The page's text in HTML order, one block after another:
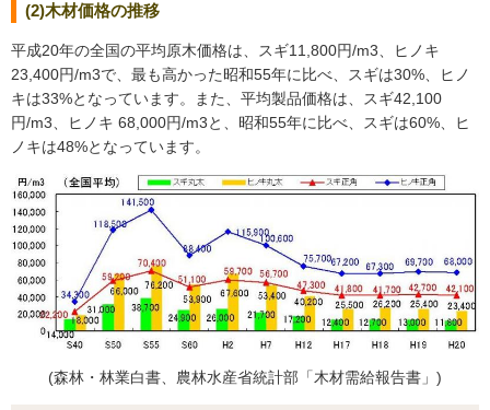
(2)木材価格の推移
平成20年の全国の平均原木価格は、スギ11,800円/m3、ヒノキ
23,400円/m3で、最も高かった昭和55年に比べ、スギは30%、ヒノ
キは33%となっています。また、平均製品価格は、スギ42,100
円/m3、ヒノキ 68,000円/m3と、昭和55年に比べ、スギは60%、ヒ
ノキは48%となっています。
(森林・林業白書、農林水産省統計部「木材需給報告書」)